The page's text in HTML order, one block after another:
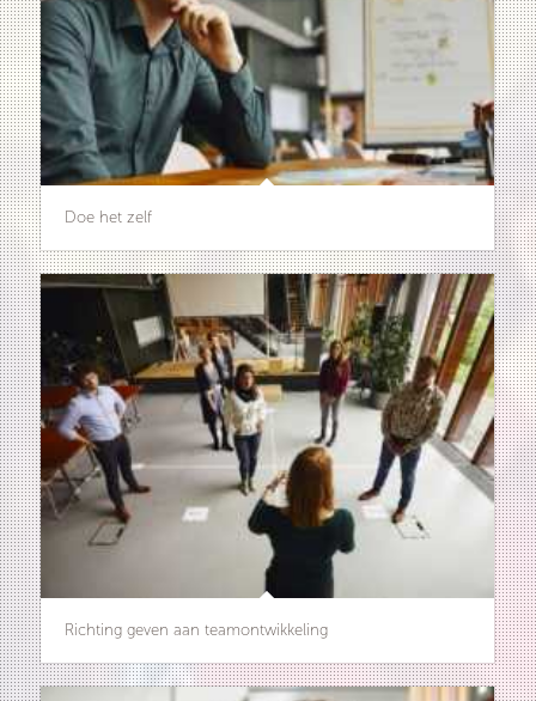
Doe het zelf
Richting geven aan teamontwikkeling